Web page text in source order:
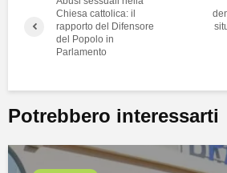
Chiesa cattolica: il
rapporto del Difensore
del Popolo in
Parlamento
Potrebbero interessarti